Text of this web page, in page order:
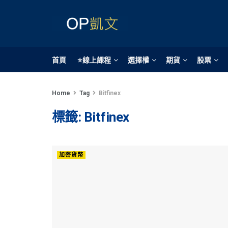
首頁 ⭐線上課程 選擇權 期貨 股票
Home Tag Bitfinex
標籤: Bitfinex
加密貨幣